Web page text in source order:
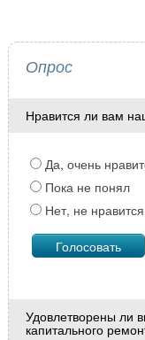
Опрос
Нравится ли вам
Да, очень
Пока не понял
Нет, не нравится
Удовлетворены ли
капитального